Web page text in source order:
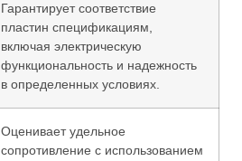
Гарантирует соответствие
пластин спецификациям,
включая электрическую
функциональность и надежность
в определенных условиях.
Оценивает удельное
сопротивление с использованием